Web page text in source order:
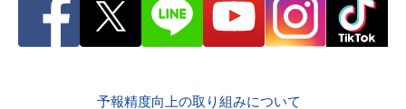
予報精度向上の取り組みについて